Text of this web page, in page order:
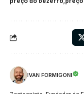
IVAN FORMIGONI